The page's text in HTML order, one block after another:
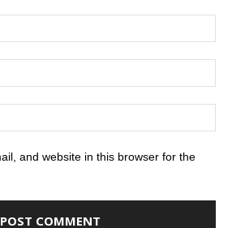
and website in this browser for the